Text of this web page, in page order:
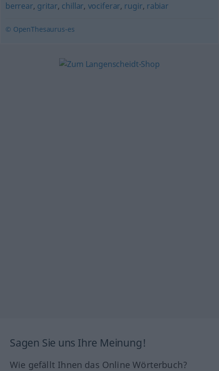
berrear, gritar, chillar, vociferar, rugir, rabiar
© OpenThesaurus-es
Sagen Sie uns Ihre Meinung!
Wie gefällt Ihnen das Online Wörterbuch?